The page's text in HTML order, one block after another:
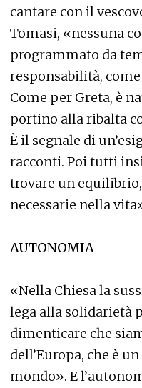
cantare con il
Tomasi, «nessuna
programmato da
responsabilità,
Come per Greta, è
portino alla ribalta
È il segnale di
racconti. Poi tutti
trovare un
necessarie nella
AUTONOMIA
«Nella Chiesa la
lega alla solidarietà
dimenticare che
dell’Europa, che è
mondo». E